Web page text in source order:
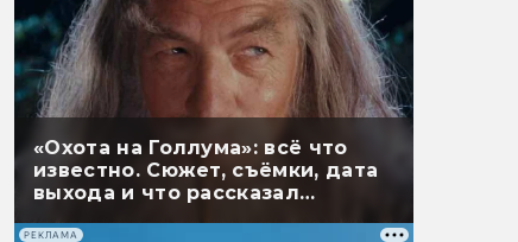
«Охота на Голлума»: всё что
известно. Сюжет, съёмки, дата
выхода и что рассказал
РЕКЛАМА